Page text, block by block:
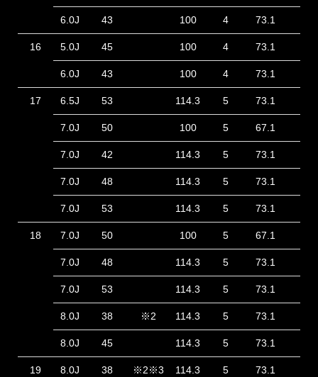
6.0J 43 100 4 73.1
16 5.0J 45 100 4 73.1
6.0J 43 100 4 73.1
17 6.5J 53 114.3 5 73.1
7.0J 50 100 5 67.1
7.0J 42 114.3 5 73.1
7.0J 48 114.3 5 73.1
7.0J 53 114.3 5 73.1
18 7.0J 50 100 5 67.1
7.0J 48 114.3 5 73.1
7.0J 53 114.3 5 73.1
8.0J 38 ※2 114.3 5 73.1
8.0J 45 114.3 5 73.1
19 8.0J 38 ※2※3 114.3 5 73.1